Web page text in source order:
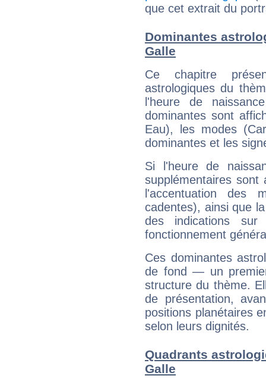
que cet extrait du
Dominantes
Galle
Ce chapitre
astrologiques du
l'heure de
dominantes sont
Eau), les modes
dominantes et les
Si l'heure de
supplémentaires sont
l'accentuation des
cadentes), ainsi que
des indications sur
fonctionnement
Ces dominantes
de fond — un
structure du thème.
de présentation,
positions planétaires
selon leurs dignités.
Quadrants
Galle